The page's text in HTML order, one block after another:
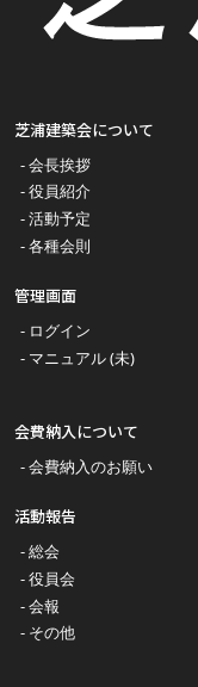
芝浦建築会について
会長挨拶
役員紹介
活動予定
各種会則
管理画面
ログイン
マニュアル (未)
会費納入について
会費納入のお願い
活動報告
総会
役員会
会報
その他